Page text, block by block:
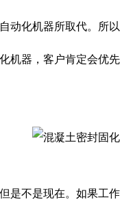
化机器所取代。所
机器，客户肯定会
是不是现在。如果